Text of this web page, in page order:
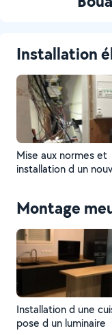
Installation
Mise aux normes et
installation d un
Montage
Installation d une
pose d un luminaire